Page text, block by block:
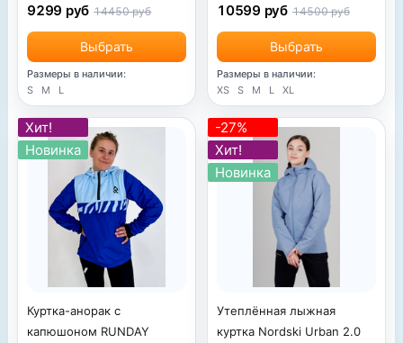
Выбрать
9299 руб 14450 руб
Размеры в наличии:
S
M L
Выбрать
10599 руб 14500 руб
Размеры в наличии:
XS
S M L XL
Хит!
Новинка
Куртка-анорак с
капюшоном RUNDAY
-27%
Хит!
Новинка
Утеплённая лыжная
куртка Nordski Urban 2.0